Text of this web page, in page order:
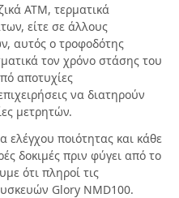
ΑΤΜ, τερματικά
είτε σε άλλους
αυτός ο τροφοδότης
τον χρόνο στάσης του
αποτυχίες
να διατηρούν
μετρητών.
ποιότητας και κάθε
δοκιμές πριν φύγει από το
ότι πληροί τις
Glory NMD100.